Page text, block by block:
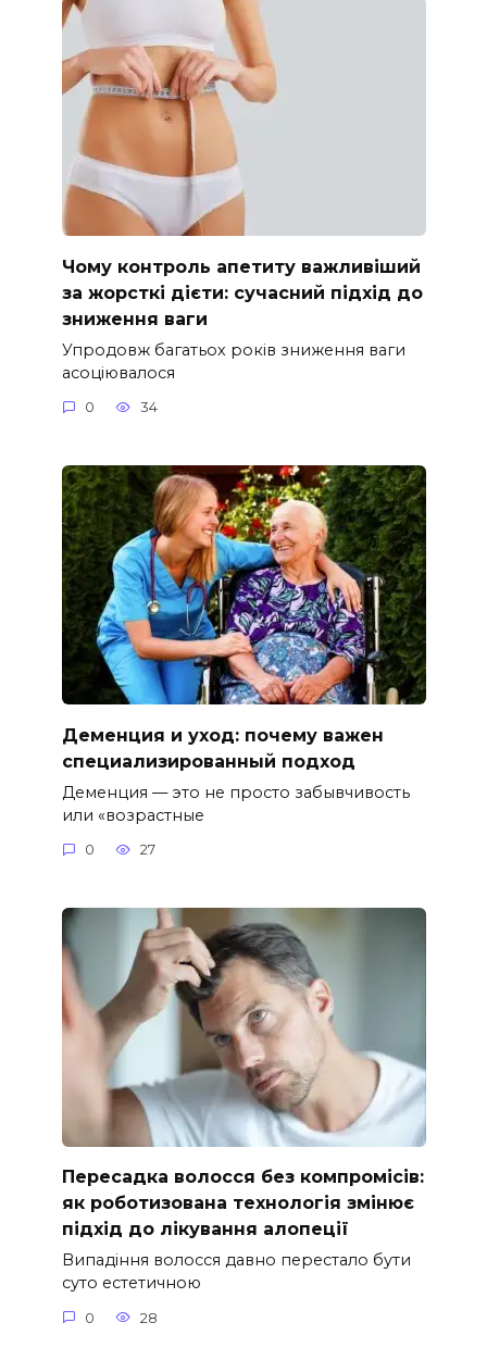
Чому контроль апетиту важливіший
за жорсткі дієти: сучасний підхід до
зниження ваги
Упродовж багатьох років зниження ваги
асоціювалося
0 34
Деменция и уход: почему важен
специализированный подход
Деменция — это не просто забывчивость
или «возрастные
0 27
Пересадка волосся без компромісів:
як роботизована технологія змінює
підхід до лікування алопеції
Випадіння волосся давно перестало бути
суто естетичною
0 28